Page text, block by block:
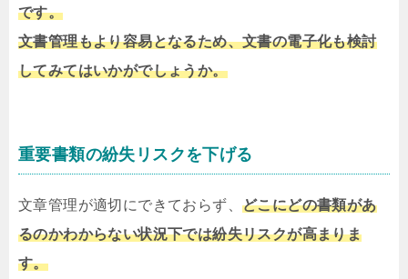
です。
文書管理もより容易となるため、文書の電子化も検討
してみてはいかがでしょうか。
重要書類の紛失リスクを下げる
文章管理が適切にできておらず、 どこにどの書類があ
るのかわからない状況下では紛失リスクが高まりま
す。